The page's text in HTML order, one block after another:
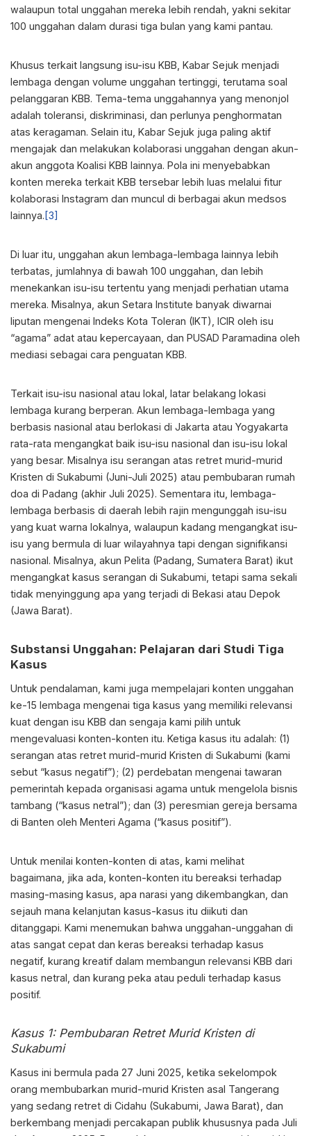
walaupun total unggahan mereka lebih rendah, yakni sekitar
100 unggahan dalam durasi tiga bulan yang kami pantau.
Khusus terkait langsung isu-isu KBB, Kabar Sejuk menjadi
lembaga dengan volume unggahan tertinggi, terutama soal
pelanggaran KBB. Tema-tema unggahannya yang menonjol
adalah toleransi, diskriminasi, dan perlunya penghormatan
atas keragaman. Selain itu, Kabar Sejuk juga paling aktif
mengajak dan melakukan kolaborasi unggahan dengan akun-
akun anggota Koalisi KBB lainnya. Pola ini menyebabkan
konten mereka terkait KBB tersebar lebih luas melalui fitur
kolaborasi Instagram dan muncul di berbagai akun medsos
lainnya. [3]
Di luar itu, unggahan akun lembaga-lembaga lainnya lebih
terbatas, jumlahnya di bawah 100 unggahan, dan lebih
menekankan isu-isu tertentu yang menjadi perhatian utama
mereka. Misalnya, akun Setara Institute banyak diwarnai
liputan mengenai Indeks Kota Toleran (IKT), ICIR oleh isu
“agama” adat atau kepercayaan, dan PUSAD Paramadina oleh
mediasi sebagai cara penguatan KBB.
Terkait isu-isu nasional atau lokal, latar belakang lokasi
lembaga kurang berperan. Akun lembaga-lembaga yang
berbasis nasional atau berlokasi di Jakarta atau Yogyakarta
rata-rata mengangkat baik isu-isu nasional dan isu-isu lokal
yang besar. Misalnya isu serangan atas retret murid-murid
Kristen di Sukabumi (Juni-Juli 2025) atau pembubaran rumah
doa di Padang (akhir Juli 2025). Sementara itu, lembaga-
lembaga berbasis di daerah lebih rajin mengunggah isu-isu
yang kuat warna lokalnya, walaupun kadang mengangkat isu-
isu yang bermula di luar wilayahnya tapi dengan signifikansi
nasional. Misalnya, akun Pelita (Padang, Sumatera Barat) ikut
mengangkat kasus serangan di Sukabumi, tetapi sama sekali
tidak menyinggung apa yang terjadi di Bekasi atau Depok
(Jawa Barat).
Substansi Unggahan: Pelajaran dari Studi Tiga
Kasus
Untuk pendalaman, kami juga mempelajari konten unggahan
ke-15 lembaga mengenai tiga kasus yang memiliki relevansi
kuat dengan isu KBB dan sengaja kami pilih untuk
mengevaluasi konten-konten itu. Ketiga kasus itu adalah: (1)
serangan atas retret murid-murid Kristen di Sukabumi (kami
sebut “kasus negatif”); (2) perdebatan mengenai tawaran
pemerintah kepada organisasi agama untuk mengelola bisnis
tambang (“kasus netral”); dan (3) peresmian gereja bersama
di Banten oleh Menteri Agama (“kasus positif”).
Untuk menilai konten-konten di atas, kami melihat
bagaimana, jika ada, konten-konten itu bereaksi terhadap
masing-masing kasus, apa narasi yang dikembangkan, dan
sejauh mana kelanjutan kasus-kasus itu diikuti dan
ditanggapi. Kami menemukan bahwa unggahan-unggahan di
atas sangat cepat dan keras bereaksi terhadap kasus
negatif, kurang kreatif dalam membangun relevansi KBB dari
kasus netral, dan kurang peka atau peduli terhadap kasus
positif.
Kasus 1: Pembubaran Retret Murid Kristen di
Sukabumi
Kasus ini bermula pada 27 Juni 2025, ketika sekelompok
orang membubarkan murid-murid Kristen asal Tangerang
yang sedang retret di Cidahu (Sukabumi, Jawa Barat), dan
berkembang menjadi percakapan publik khususnya pada Juli